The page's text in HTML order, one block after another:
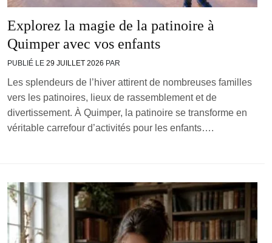
Explorez la magie de la patinoire à
Quimper avec vos enfants
PUBLIÉ LE 29 JUILLET 2026 PAR
Les splendeurs de l’hiver attirent de nombreuses familles
vers les patinoires, lieux de rassemblement et de
divertissement. À Quimper, la patinoire se transforme en
véritable carrefour d’activités pour les enfants….